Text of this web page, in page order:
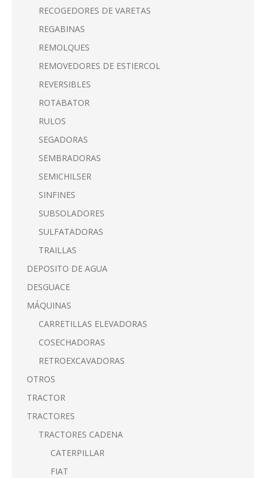
RECOGEDORES DE VARETAS
REGABINAS
REMOLQUES
REMOVEDORES DE ESTIERCOL
REVERSIBLES
ROTABATOR
RULOS
SEGADORAS
SEMBRADORAS
SEMICHILSER
SINFINES
SUBSOLADORES
SULFATADORAS
TRAILLAS
DEPOSITO DE AGUA
DESGUACE
MÁQUINAS
CARRETILLAS ELEVADORAS
COSECHADORAS
RETROEXCAVADORAS
OTROS
TRACTOR
TRACTORES
TRACTORES CADENA
CATERPILLAR
FIAT